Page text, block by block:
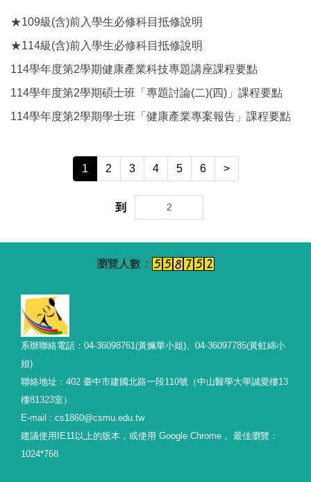
★109級(含)前入學生必修科目抵修說明
★114級(含)前入學生必修科目抵修說明
114學年度第2學期健康產業科技專題講座課程要點
114學年度第2學期碩士班「專題討論(二)(四)」課程要點
114學年度第2學期學士班「健康產業專案報告」課程要點
1 2 3 4 5 6 >
到
系辦聯絡電話：04-36098761(黃姵華小姐)、04-36097785(黃虹綿小
姐)
聯絡地址：402 臺中市建國北路一段110號（中山醫學大學誠愛樓13
樓81323室）
E-mail : cs1860@csmu.edu.tw
建議使用IE11以上的版本，或使用 Google Chrome， 最佳瀏覽：
1024*768